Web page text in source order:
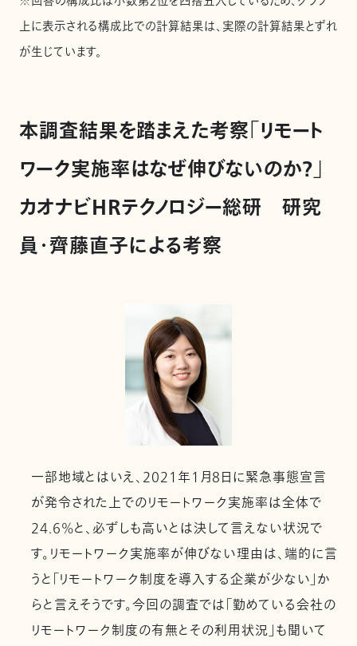
上に表示される構成比での計算結果は、実際の計算結果とずれ
が生じています。
本調査結果を踏まえた考察「リモート
ワーク実施率はなぜ伸びないのか？」
カオナビHRテクノロジー総研 研究
員・齊藤直子による考察
一部地域とはいえ、2021年1月8日に緊急事態宣言
が発令された上でのリモートワーク実施率は全体で
24.6%と、必ずしも高いとは決して言えない状況で
す。リモートワーク実施率が伸びない理由は、端的に言
うと「リモートワーク制度を導入する企業が少ない」か
らと言えそうです。今回の調査では「勤めている会社の
リモートワーク制度の有無とその利用状況」も聞いて